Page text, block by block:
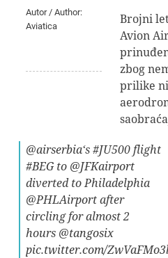
Autor / Author:
Aviatica
Brojni
Avion
zbog
prilike
@airserbia‘s#JU500flight
#BEGto @JFKairport
diverted to Philadelphia
@PHLAirportafter
circling for almost 2
hours @tangosix
pic.twitter.com/